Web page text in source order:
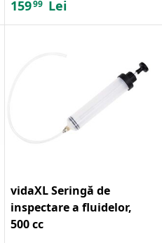
15999 Lei
vidaXL Seringă de
inspectare a fluidelor,
500 cc